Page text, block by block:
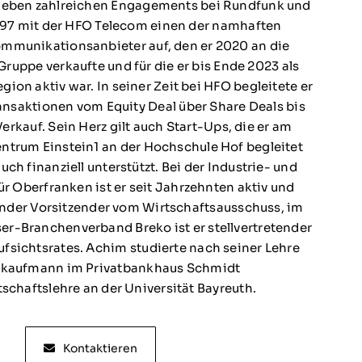
zahlreichen Engagements bei Rundfunk und
mit der HFO Telecom einen der namhaften
auf, den er 2020 an die
verkaufte und für die er bis Ende 2023 als
aktiv war. In seiner Zeit bei HFO begleitete er
vom Equity Deal über Share Deals bis
Sein Herz gilt auch Start-Ups, die er am
Einstein1 an der Hochschule Hof begleitet
finanziell unterstützt. Bei der Industrie- und
Oberfranken ist er seit Jahrzehnten aktiv und
Vorsitzender vom Wirtschaftsausschuss, im
Branchenverband Breko ist er stellvertretender
Achim studierte nach seiner Lehre
im Privatbankhaus Schmidt
an der Universität Bayreuth.
Kontaktieren